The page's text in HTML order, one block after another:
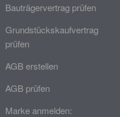
Bauträgervertrag prüfen
Grundstückskaufvertrag
prüfen
AGB erstellen
AGB prüfen
Marke anmelden: